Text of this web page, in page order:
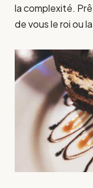
la complexité.
de vous le roi ou